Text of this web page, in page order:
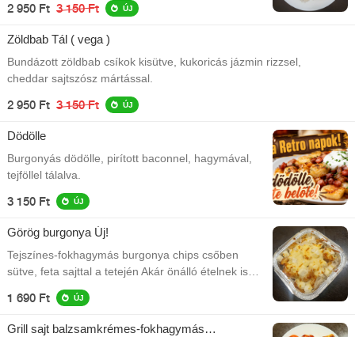
2 950 Ft 3 150 Ft ÚJ
Zöldbab Tál ( vega )
Bundázott zöldbab csíkok kisütve, kukoricás jázmin rizzsel,
cheddar sajtszósz mártással.
2 950 Ft 3 150 Ft ÚJ
Dödölle
Burgonyás dödölle, pirított baconnel, hagymával,
tejföllel tálalva.
3 150 Ft ÚJ
Görög burgonya Új!
Tejszínes-fokhagymás burgonya chips csőben
sütve, feta sajttal a tetején Akár önálló ételnek is
1 690 Ft ÚJ
Grill sajt balzsamkrémes-fokhagymás